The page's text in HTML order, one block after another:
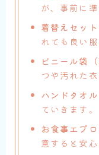
が、事前に
着替えセッ
れても良い
ビニール袋
つや汚れた
ハンドタオル
ていきます。
お食事エプ
意すると安心